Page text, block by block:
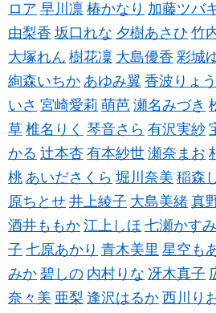
ロア 早川凛 椿かなり 加藤ツバ
由梨香 坂口れな 夕樹あさひ 竹
大塚れん 樹花凜 大島優香 彩城
絢森いちか あゆみ翼 香波りょう
いさ 宮崎愛莉 萌芭 瀬名みづき
草 椎名りく 琴音さら 有沢実紗
かる 辻本杏 有本紗世 瀬奈まお
桃 あいださくら 堀川奈美 稲森
原ちとせ 井上綾子 大島美緒 真
酒井ももか 江上しほ 七瀬かすみ
子 七原あかり 青木美里 星空も
みか 碧しの 内村りな 冴木真子
奈々美 亜梨 逢沢はるか 西川り